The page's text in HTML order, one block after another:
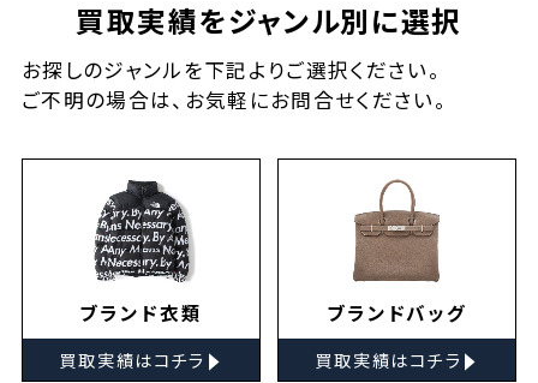
買取実績をジャンル別に選択
お探しのジャンルを下記よりご選択ください。
ご不明の場合は、お気軽にお問合せください。
ブランド衣類
買取実績はコチラ ▸
ブランドバッグ
買取実績はコチラ ▸